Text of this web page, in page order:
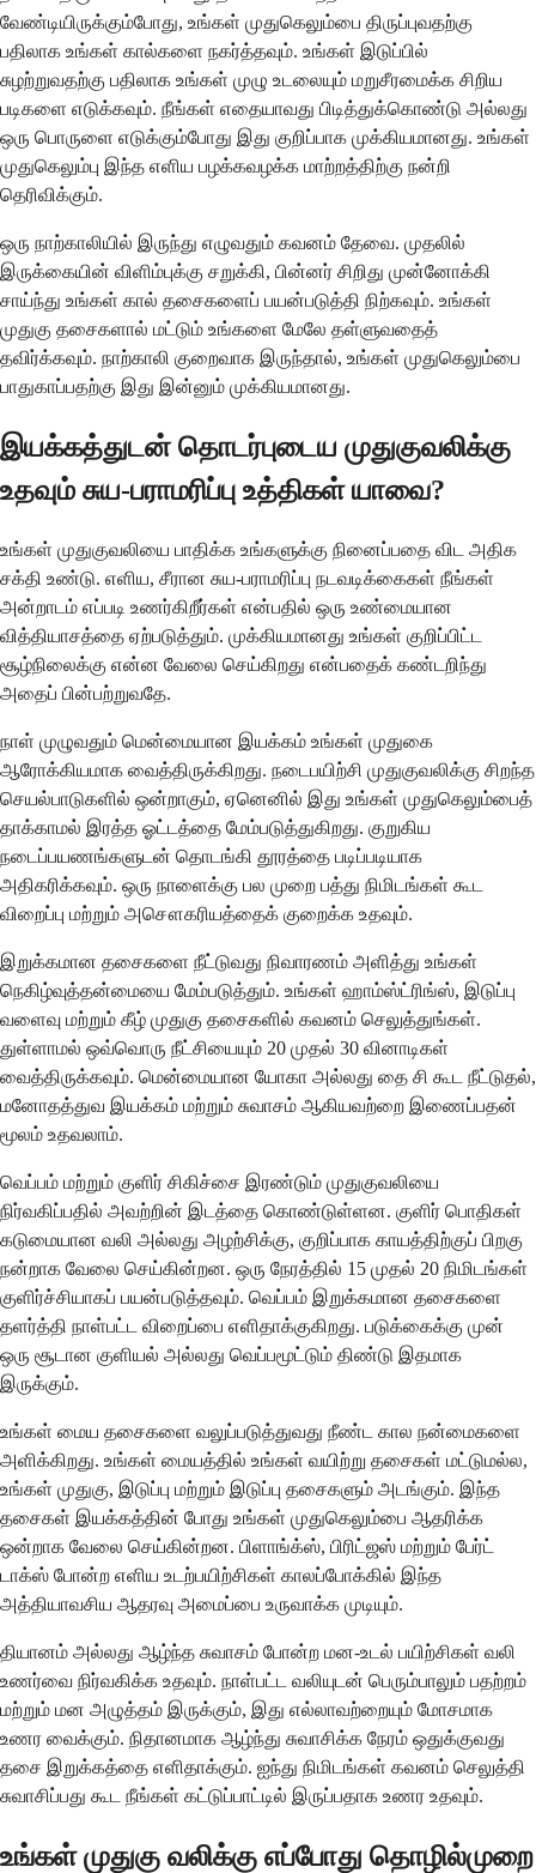
வேண்டியிருக்கும்போது, ​​உங்கள் முதுகெலும்பை திருப்புவதற்கு
பதிலாக உங்கள் கால்களை நகர்த்தவும். உங்கள் இடுப்பில்
சுழற்றுவதற்கு பதிலாக உங்கள் முழு உடலையும் மறுசீரமைக்க சிறிய
படிகளை எடுக்கவும். நீங்கள் எதையாவது பிடித்துக்கொண்டு அல்லது
ஒரு பொருளை எடுக்கும்போது இது குறிப்பாக முக்கியமானது. உங்கள்
முதுகெலும்பு இந்த எளிய பழக்கவழக்க மாற்றத்திற்கு நன்றி
தெரிவிக்கும்.
ஒரு நாற்காலியில் இருந்து எழுவதும் கவனம் தேவை. முதலில்
இருக்கையின் விளிம்புக்கு சறுக்கி, பின்னர் சிறிது முன்னோக்கி
சாய்ந்து உங்கள் கால் தசைகளைப் பயன்படுத்தி நிற்கவும். உங்கள்
முதுகு தசைகளால் மட்டும் உங்களை மேலே தள்ளுவதைத்
தவிர்க்கவும். நாற்காலி குறைவாக இருந்தால், உங்கள் முதுகெலும்பை
பாதுகாப்பதற்கு இது இன்னும் முக்கியமானது.
இயக்கத்துடன் தொடர்புடைய முதுகுவலிக்கு
உதவும் சுய-பராமரிப்பு உத்திகள் யாவை?
உங்கள் முதுகுவலியை பாதிக்க உங்களுக்கு நினைப்பதை விட அதிக
சக்தி உண்டு. எளிய, சீரான சுய-பராமரிப்பு நடவடிக்கைகள் நீங்கள்
அன்றாடம் எப்படி உணர்கிறீர்கள் என்பதில் ஒரு உண்மையான
வித்தியாசத்தை ஏற்படுத்தும். முக்கியமானது உங்கள் குறிப்பிட்ட
சூழ்நிலைக்கு என்ன வேலை செய்கிறது என்பதைக் கண்டறிந்து
அதைப் பின்பற்றுவதே.
நாள் முழுவதும் மென்மையான இயக்கம் உங்கள் முதுகை
ஆரோக்கியமாக வைத்திருக்கிறது. நடைபயிற்சி முதுகுவலிக்கு சிறந்த
செயல்பாடுகளில் ஒன்றாகும், ஏனெனில் இது உங்கள் முதுகெலும்பைத்
தாக்காமல் இரத்த ஓட்டத்தை மேம்படுத்துகிறது. குறுகிய
நடைப்பயணங்களுடன் தொடங்கி தூரத்தை படிப்படியாக
அதிகரிக்கவும். ஒரு நாளைக்கு பல முறை பத்து நிமிடங்கள் கூட
விறைப்பு மற்றும் அசௌகரியத்தைக் குறைக்க உதவும்.
இறுக்கமான தசைகளை நீட்டுவது நிவாரணம் அளித்து உங்கள்
நெகிழ்வுத்தன்மையை மேம்படுத்தும். உங்கள் ஹாம்ஸ்ட்ரிங்ஸ், இடுப்பு
வளைவு மற்றும் கீழ் முதுகு தசைகளில் கவனம் செலுத்துங்கள்.
துள்ளாமல் ஒவ்வொரு நீட்சியையும் 20 முதல் 30 வினாடிகள்
வைத்திருக்கவும். மென்மையான யோகா அல்லது தை சி கூட நீட்டுதல்,
மனோதத்துவ இயக்கம் மற்றும் சுவாசம் ஆகியவற்றை இணைப்பதன்
மூலம் உதவலாம்.
வெப்பம் மற்றும் குளிர் சிகிச்சை இரண்டும் முதுகுவலியை
நிர்வகிப்பதில் அவற்றின் இடத்தை கொண்டுள்ளன. குளிர் பொதிகள்
கடுமையான வலி அல்லது அழற்சிக்கு, குறிப்பாக காயத்திற்குப் பிறகு
நன்றாக வேலை செய்கின்றன. ஒரு நேரத்தில் 15 முதல் 20 நிமிடங்கள்
குளிர்ச்சியாகப் பயன்படுத்தவும். வெப்பம் இறுக்கமான தசைகளை
தளர்த்தி நாள்பட்ட விறைப்பை எளிதாக்குகிறது. படுக்கைக்கு முன்
ஒரு சூடான குளியல் அல்லது வெப்பமூட்டும் திண்டு இதமாக
இருக்கும்.
உங்கள் மைய தசைகளை வலுப்படுத்துவது நீண்ட கால நன்மைகளை
அளிக்கிறது. உங்கள் மையத்தில் உங்கள் வயிற்று தசைகள் மட்டுமல்ல,
உங்கள் முதுகு, இடுப்பு மற்றும் இடுப்பு தசைகளும் அடங்கும். இந்த
தசைகள் இயக்கத்தின் போது உங்கள் முதுகெலும்பை ஆதரிக்க
ஒன்றாக வேலை செய்கின்றன. பிளாங்க்ஸ், பிரிட்ஜஸ் மற்றும் பேர்ட்
டாக்ஸ் போன்ற எளிய உடற்பயிற்சிகள் காலப்போக்கில் இந்த
அத்தியாவசிய ஆதரவு அமைப்பை உருவாக்க முடியும்.
தியானம் அல்லது ஆழ்ந்த சுவாசம் போன்ற மன-உடல் பயிற்சிகள் வலி
உணர்வை நிர்வகிக்க உதவும். நாள்பட்ட வலியுடன் பெரும்பாலும் பதற்றம்
மற்றும் மன அழுத்தம் இருக்கும், இது எல்லாவற்றையும் மோசமாக
உணர வைக்கும். நிதானமாக ஆழ்ந்து சுவாசிக்க நேரம் ஒதுக்குவது
தசை இறுக்கத்தை எளிதாக்கும். ஐந்து நிமிடங்கள் கவனம் செலுத்தி
சுவாசிப்பது கூட நீங்கள் கட்டுப்பாட்டில் இருப்பதாக உணர உதவும்.
உங்கள் முதுகு வலிக்கு எப்போது தொழில்முறை